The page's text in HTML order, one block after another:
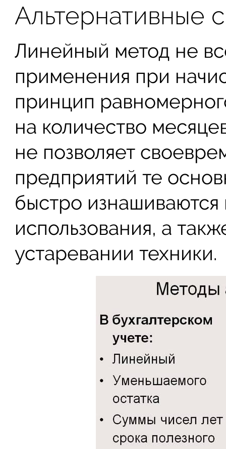
Альтернативные
Линейный метод не
применения при
принцип
на количество
не позволяет
предприятий те
быстро
использования, а
устаревании техники.